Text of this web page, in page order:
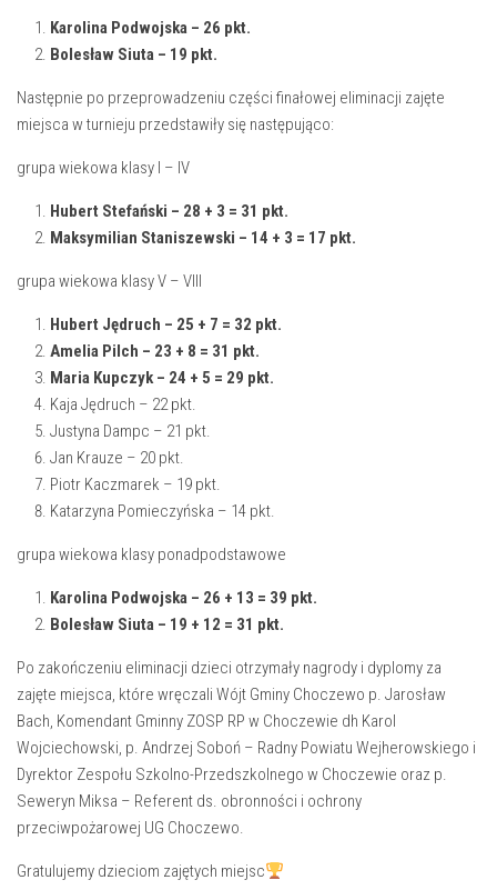
Karolina Podwojska – 26 pkt.
Bolesław Siuta – 19 pkt.
Następnie po przeprowadzeniu części finałowej eliminacji zajęte
miejsca w turnieju przedstawiły się następująco:
grupa wiekowa klasy I – IV
Hubert Stefański – 28 + 3 = 31 pkt.
Maksymilian Staniszewski – 14 + 3 = 17 pkt.
grupa wiekowa klasy V – VIII
Hubert Jędruch – 25 + 7 = 32 pkt.
Amelia Pilch – 23 + 8 = 31 pkt.
Maria Kupczyk – 24 + 5 = 29 pkt.
Kaja Jędruch – 22 pkt.
Justyna Dampc – 21 pkt.
Jan Krauze – 20 pkt.
Piotr Kaczmarek – 19 pkt.
Katarzyna Pomieczyńska – 14 pkt.
grupa wiekowa klasy ponadpodstawowe
Karolina Podwojska – 26 + 13 = 39 pkt.
Bolesław Siuta – 19 + 12 = 31 pkt.
Po zakończeniu eliminacji dzieci otrzymały nagrody i dyplomy za
zajęte miejsca, które wręczali Wójt Gminy Choczewo p. Jarosław
Bach, Komendant Gminny ZOSP RP w Choczewie dh Karol
Wojciechowski, p. Andrzej Soboń – Radny Powiatu Wejherowskiego i
Dyrektor Zespołu Szkolno-Przedszkolnego w Choczewie oraz p.
Seweryn Miksa – Referent ds. obronności i ochrony
przeciwpożarowej UG Choczewo.
Gratulujemy dzieciom zajętych miejsc